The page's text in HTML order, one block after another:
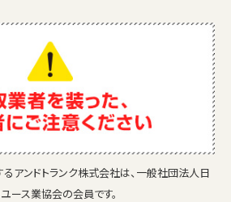
るアンドトランク株式会社は、一般社団法人日
ース業協会の会員です。